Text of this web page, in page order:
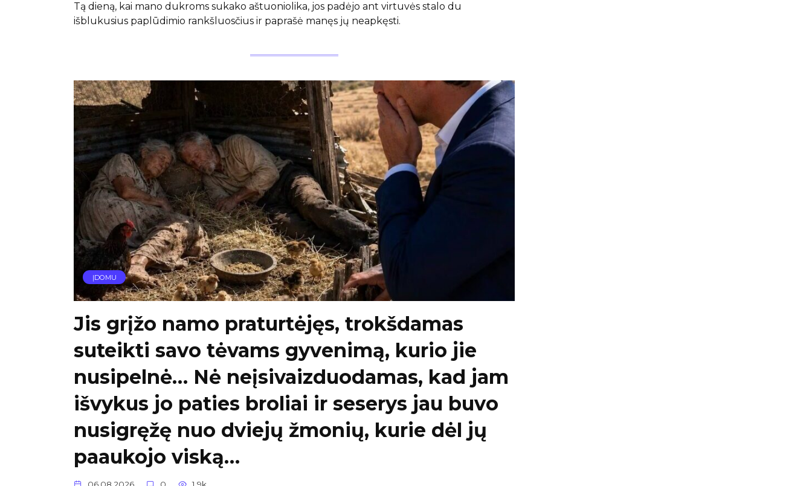
Tą dieną, kai mano dukroms sukako aštuoniolika, jos padėjo ant virtuvės stalo du
išblukusius paplūdimio rankšluosčius ir paprašė manęs jų neapkęsti.
ĮDOMU
Jis grįžo namo praturtėjęs, trokšdamas
suteikti savo tėvams gyvenimą, kurio jie
nusipelnė… Nė neįsivaizduodamas, kad jam
išvykus jo paties broliai ir seserys jau buvo
nusigręžę nuo dviejų žmonių, kurie dėl jų
paaukojo viską…